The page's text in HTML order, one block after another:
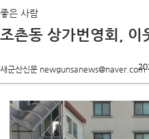
좋은 사람
조촌동 상가번영회, 이
새군산신문 newgunsanews@naver.com